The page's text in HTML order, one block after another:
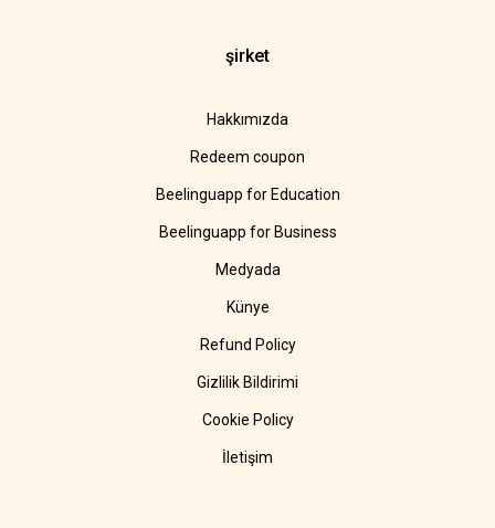
şirket
Hakkımızda
Redeem coupon
Beelinguapp for Education
Beelinguapp for Business
Medyada
Künye
Refund Policy
Gizlilik Bildirimi
Cookie Policy
İletişim